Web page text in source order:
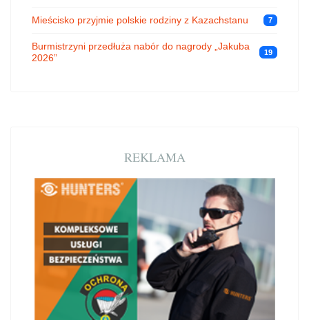
Mieścisko przyjmie polskie rodziny z Kazachstanu 7
Burmistrzyni przedłuża nabór do nagrody „Jakuba
2026”
19
REKLAMA